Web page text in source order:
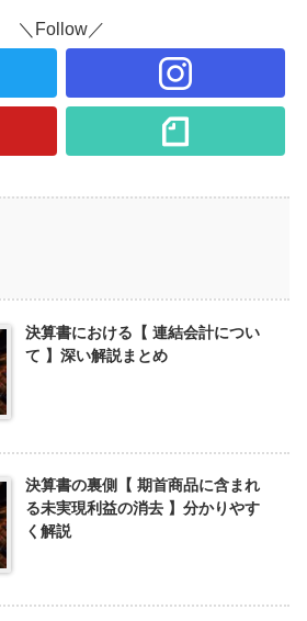
＼Follow／
決算書における【 連結会計につい
て 】深い解説まとめ
決算書の裏側【 期首商品に含まれ
る未実現利益の消去 】分かりやす
く解説